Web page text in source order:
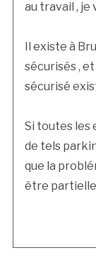
au travail , je
Il existe à
sécurisés ,
sécurisé
Si toutes les
de tels
que la
être